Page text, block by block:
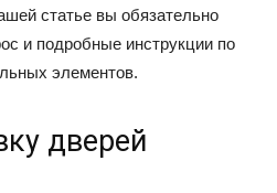
статье вы обязательно
и подробные инструкции по
элементов.
дверей